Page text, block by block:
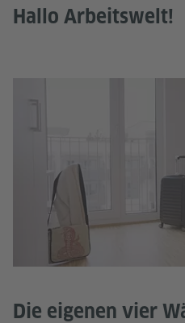
Hallo Arbeitswelt!
Die eigenen vier